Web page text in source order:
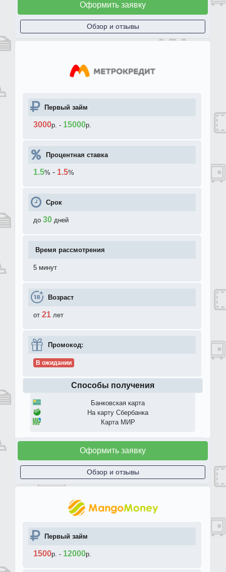
Оформить заявку
Обзор и отзывы
Первый займ
3000р. - 15000р.
Процентная ставка
1.5% - 1.5%
Срок
до 30 дней
Время рассмотрения
5 минут
Возраст
от 21 лет
Промокод:
В ожидании
Способы получения
Банковская карта
На карту Сбербанка
Карта МИР
Оформить заявку
Обзор и отзывы
Первый займ
1500р. - 12000р.